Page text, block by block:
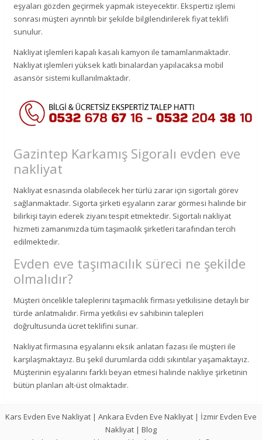
eşyaları gözden geçirmek yapmak isteyecektir. Ekspertiz işlemi
sonrası müşteri ayrıntılı bir şekilde bilgilendirilerek fiyat teklifi
sunulur.
Nakliyat işlemleri kapalı kasalı kamyon ile tamamlanmaktadır.
Nakliyat işlemleri yüksek katlı binalardan yapılacaksa mobil
asansör sistemi kullanılmaktadır.
Gazintep Karkamış Sigoralı evden eve
nakliyat
Nakliyat esnasında olabilecek her türlü zarar için sigortalı görev
sağlanmaktadır. Sigorta şirketi eşyaların zarar görmesi halinde bir
bilirkişi tayin ederek ziyanı tespit etmektedir. Sigortalı nakliyat
hizmeti zamanımızda tüm taşımacılık şirketleri tarafından tercih
edilmektedir.
Evden eve taşımacılık süreci ne şekilde
olmalıdır?
Müşteri öncelikle taleplerini taşımacılık firması yetkilisine detaylı bir
türde anlatmalıdır. Firma yetkilisi ev sahibinin talepleri
doğrultusunda ücret teklifini sunar.
Nakliyat firmasına eşyalarını eksik anlatan fazası ile müşteri ile
karşılaşmaktayız. Bu şekil durumlarda ciddi sıkıntılar yaşamaktayız.
Müşterinin eşyalarını farklı beyan etmesi halinde nakliye şirketinin
bütün planları alt-üst olmaktadır.
Kars Evden Eve Nakliyat | Ankara Evden Eve Nakliyat | İzmir Evden Eve
Nakliyat | Blog